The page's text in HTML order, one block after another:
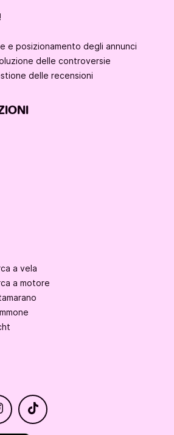
e posizionamento degli annunci
delle controversie
delle recensioni
a vela
a motore